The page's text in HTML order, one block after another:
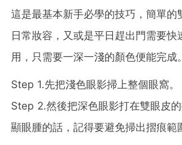
這是最基本新手必學的技巧，簡單的
日常妝容，又或是平日趕出門需要快
用，只需要一深一淺的顏色便能完成。
Step 1.先把淺色眼影掃上整個眼窩。
Step 2.然後把深色眼影打在雙眼皮
顯眼腫的話，記得要避免掃出摺痕範